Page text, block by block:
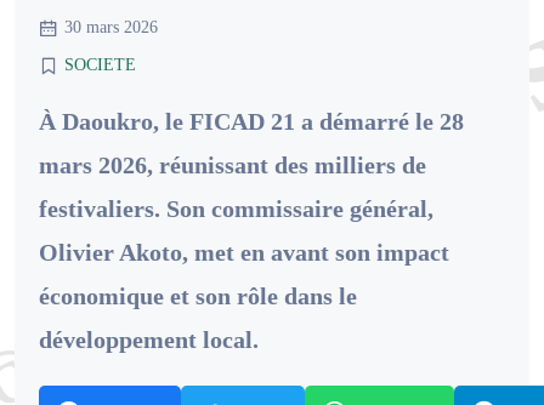
30 mars 2026
SOCIETE
À Daoukro, le FICAD 21 a démarré le 28
mars 2026, réunissant des milliers de
festivaliers. Son commissaire général,
Olivier Akoto, met en avant son impact
économique et son rôle dans le
développement local.